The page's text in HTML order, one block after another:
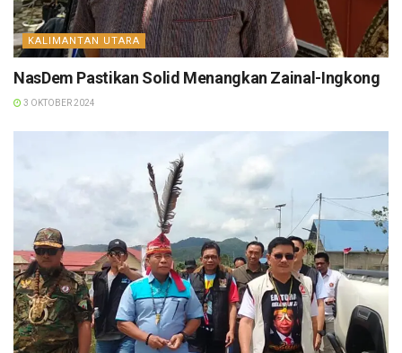
KALIMANTAN UTARA
NasDem Pastikan Solid Menangkan Zainal-Ingkong
3 OKTOBER 2024